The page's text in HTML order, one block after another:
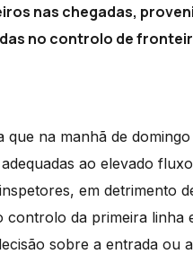
nas chegadas,
no controlo de
que na manhã de
ao elevado
em detrimento
controlo da primeira
sobre a entrada ou